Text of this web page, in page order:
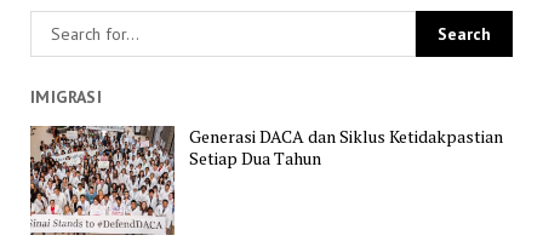
IMIGRASI
Generasi DACA dan Siklus Ketidakpastian
Setiap Dua Tahun